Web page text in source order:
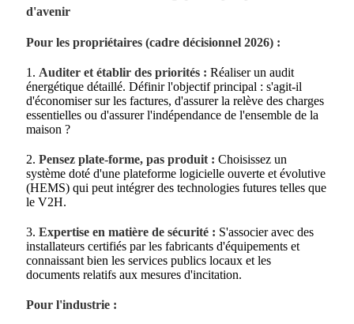
d'avenir
Pour les propriétaires (cadre décisionnel 2026) :
1. Auditer et établir des priorités : Réaliser un audit
énergétique détaillé. Définir l'objectif principal : s'agit-il
d'économiser sur les factures, d'assurer la relève des charges
essentielles ou d'assurer l'indépendance de l'ensemble de la
maison ?
2.Pensez plate-forme, pas produit : Choisissez un
système doté d'une plateforme logicielle ouverte et évolutive
(HEMS) qui peut intégrer des technologies futures telles que
le V2H.
3.Expertise en matière de sécurité : S'associer avec des
installateurs certifiés par les fabricants d'équipements et
connaissant bien les services publics locaux et les
documents relatifs aux mesures d'incitation.
Pour l'industrie :